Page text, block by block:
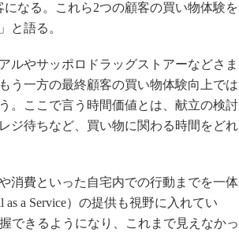
なる。これら2つの顧客の買い物体験を
と語る。
やサッポロドラッグストアーなどさま
う一方の最終顧客の買い物体験向上では
。ここで言う時間価値とは、献立の検討
ジ待ちなど、買い物に関わる時間をどれ
消費といった自宅内での行動までを一体
a Service）の提供も視野に入れてい
できるようになり、これまで見えなかっ